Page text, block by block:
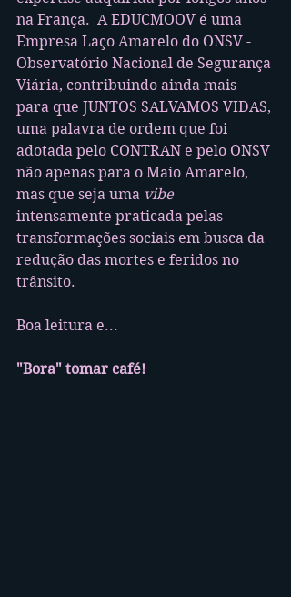
na França.  A EDUCMOOV é uma
Empresa Laço Amarelo do ONSV -
Observatório Nacional de Segurança
Viária, contribuindo ainda mais
para que JUNTOS SALVAMOS VIDAS,
uma palavra de ordem que foi
adotada pelo CONTRAN e pelo ONSV
não apenas para o Maio Amarelo,
mas que seja uma vibe
intensamente praticada pelas
transformações sociais em busca da
redução das mortes e feridos no
trânsito.
Boa leitura e...
"Bora" tomar café!